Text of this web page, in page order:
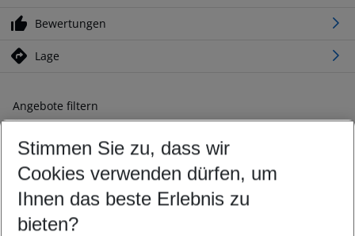
Bewertungen
Lage
Angebote filtern
Ändern Sie Ihre Kriterien nach Ihren Wünschen
Abflughafen wählen
Beliebiger Abflughafen
Reisezeitraum wählen
08.08.26– 06.08.27 5-8 Nächte
Stimmen Sie zu, dass wir
Cookies verwenden dürfen, um
Ihnen das beste Erlebnis zu
bieten?